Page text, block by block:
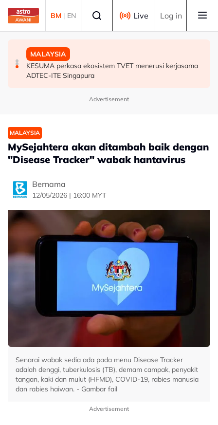
Skip to main content
BM | EN Live Log in
MALAYSIA
PDRM nafi kenyataan palsu dikaitkan dengan
Pemangku Timbalan Ketua Polis Negara
MALAYSIA
Isu penempatan 40 tahun selesai, 120 keluarga di
Sungkai dan Kuala Bikam terima geran tanah
MALAYSIA
KESUMA perkasa ekosistem TVET menerusi kerjasama
ADTEC-ITE Singapura
Advertisement
MALAYSIA
MySejahtera akan ditambah baik dengan
"Disease Tracker" wabak hantavirus
Bernama
12/05/2026 | 16:00 MYT
Senarai wabak sedia ada pada menu Disease Tracker
adalah denggi, tuberkulosis (TB), demam campak, penyakit
tangan, kaki dan mulut (HFMD), COVID-19, rabies manusia
dan rabies haiwan. - Gambar fail
Advertisement